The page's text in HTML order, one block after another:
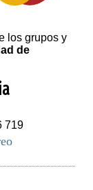
los grupos y
de
719